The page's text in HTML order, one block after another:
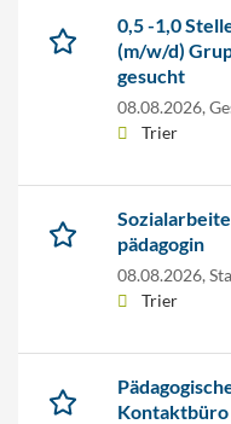
0,5 -1,0
(m/w/d)
gesucht
08.08.2026,
Trier
pädagogin
08.08.2026,
Trier